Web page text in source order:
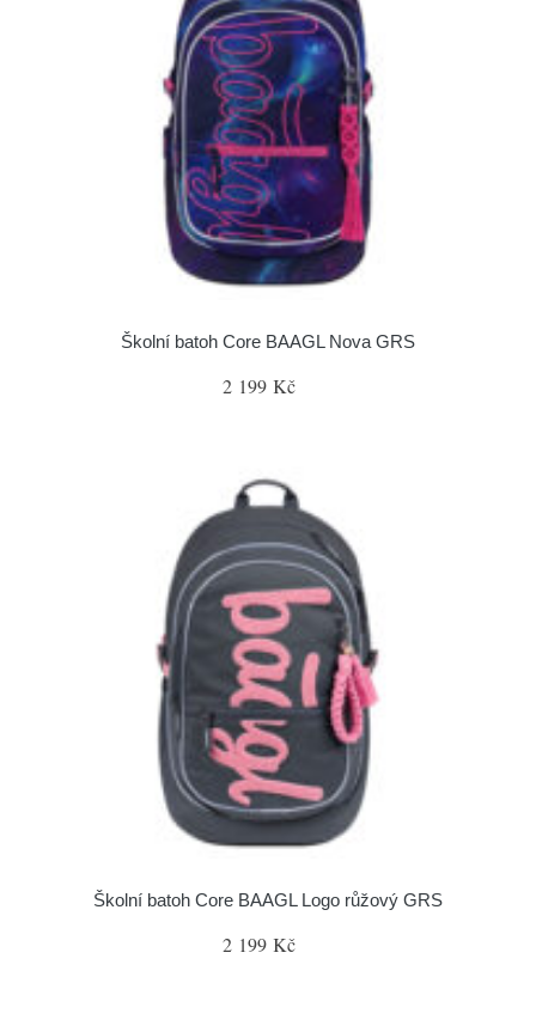
Školní batoh Core BAAGL Nova GRS
2 199 Kč
Školní batoh Core BAAGL Logo růžový GRS
2 199 Kč